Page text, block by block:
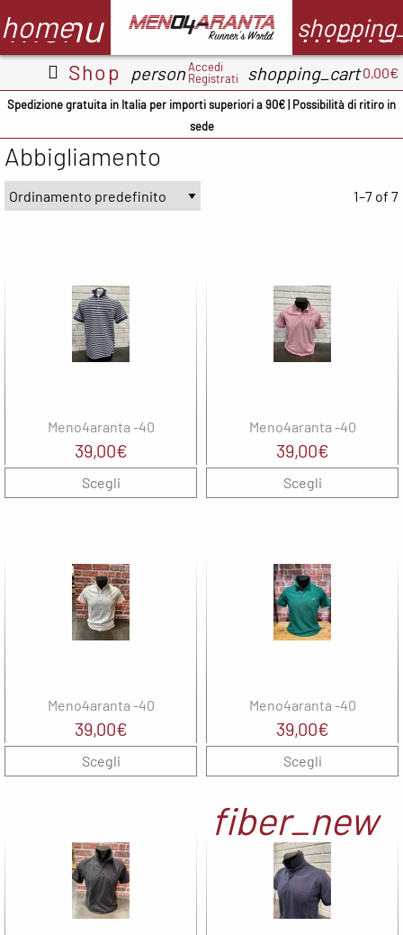
home
menu menu
Shop
Abbigliamento
Adidas
CMP
Columbia
Meno4aranta
Mizuno
New Balance
The North
Scarpe
ADIDAS
ASICS
Columbia
Sails
On
Accessori
BV Sport
occhiali
Ironman
Marsupio
solette
North
Sails
SHOKZ
SMITH
The North
Face
UYN
Wepere
personAccedi
Registrati
shopping_cart 0,00€
Spedizione gratuita in Italia per importi superiori a 90€ | Possibilità di ritiro in
sede
Abbigliamento
1–7 of 7
Meno4aranta -40
39,00€
Scegli
Meno4aranta -40
39,00€
Scegli
Meno4aranta -40
39,00€
Scegli
Meno4aranta -40
39,00€
Scegli
fiber_new